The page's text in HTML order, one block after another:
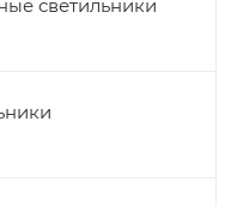
светильники